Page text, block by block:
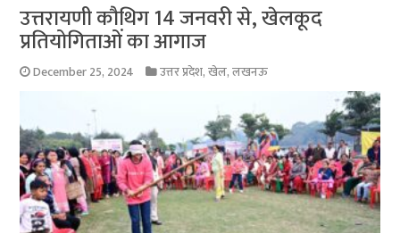
उत्तरायणी कौथिग 14 जनवरी से, खेलकूद
प्रतियोगिताओं का आगाज
December 25, 2024 उत्तर प्रदेश,खेल,लखनऊ